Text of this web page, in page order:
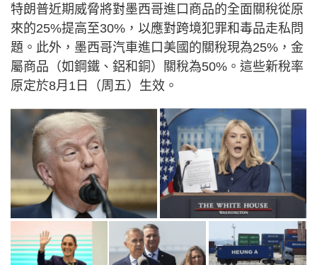
特朗普近期威脅將對墨西哥進口商品的全面關稅從原
來的25%提高至30%，以應對跨境犯罪和毒品走私問
題。此外，墨西哥汽車進口美國的關稅現為25%，金
屬商品（如鋼鐵、鋁和銅）關稅為50%。這些新稅率
原定於8月1日（周五）生效。